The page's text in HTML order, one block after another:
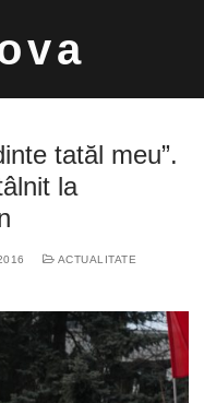
tatăl meu”.
la
ACTUALITATE